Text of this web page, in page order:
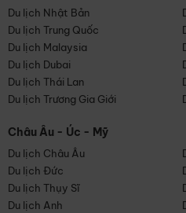
Du lịch Nhật Bản
Du lịch Trung Quốc
Du lịch Malaysia
Du lịch Dubai
Du lịch Thái Lan
Du lịch Trương Gia Giới
Châu Âu - Úc - Mỹ
Du lịch Châu Âu
Du lịch Đức
Du lịch Thụy Sĩ
Du lịch Anh